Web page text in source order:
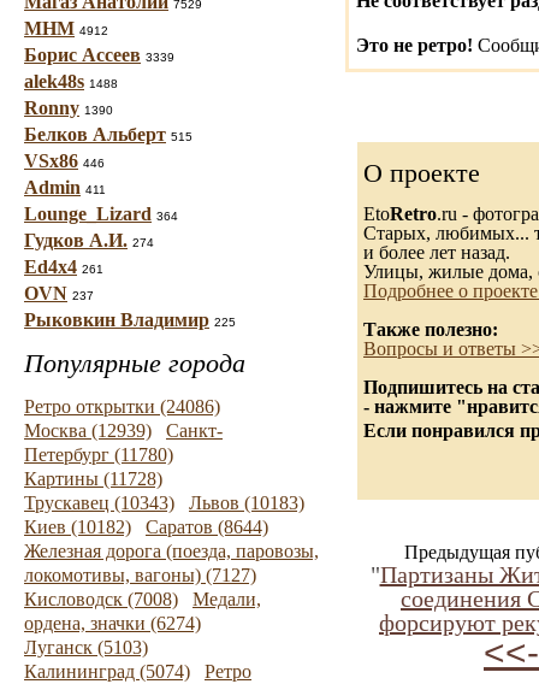
7529
МНМ 4912
Борис Ассеев 3339
alek48s 1488
Ronny 1390
Белков Альберт 515
VSx86 446
Admin 411
Lounge_Lizard 364
Гудков А.И. 274
Ed4x4 261
OVN 237
Рыковкин Владимир 225
Популярные города
Ретро открытки (24086)
Москва (12939)
Санкт-
Петербург (11780)
Картины (11728)
Трускавец (10343)
Львов (10183)
Киев (10182)
Саратов (8644)
Железная дорога (поезда, паровозы,
локомотивы, вагоны) (7127)
Кисловодск (7008)
Медали,
ордена, значки (6274)
Луганск (5103)
Калининград (5074)
Ретро
Это не ретро!
О проекте
EtoRetro.ru -
Старых, любимых...
и более лет назад.
Улицы, жилые дома,
Подробнее о
Также полезно:
Вопросы и ответы
Подпишитесь на
- нажмите
Если понравился
Предыдущая
"Партизаны
соединения
форсируют
<<-